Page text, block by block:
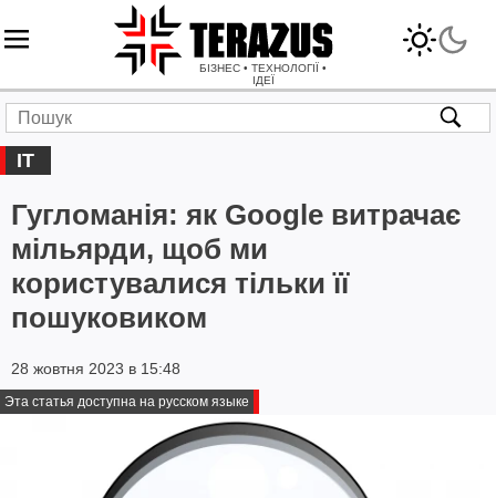
БІЗНЕС • ТЕХНОЛОГІЇ •
ІДЕЇ
IT
Гугломанія: як Google витрачає
мільярди, щоб ми
користувалися тільки її
пошуковиком
28 жовтня 2023 в 15:48
Эта статья доступна на русском языке